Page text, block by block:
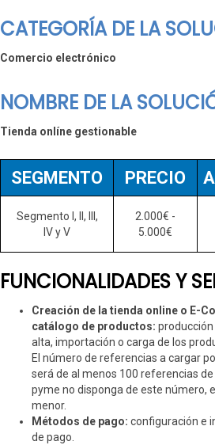
CATEGORÍA DE LA
Comercio electrónico
NOMBRE DE LA
Tienda onlíne gestionable
SEGMENTO PRECIO
Segmento I, II, III,
IV y V
2.000€ -
5.000€
FUNCIONALIDADES Y
Creación de la tienda online o E-
catálogo de productos:
alta, importación o carga de los
El número de referencias a cargar
será de al menos 100 referencias
pyme no disponga de este número,
menor.
Métodos de pago: configuración e
de pago.